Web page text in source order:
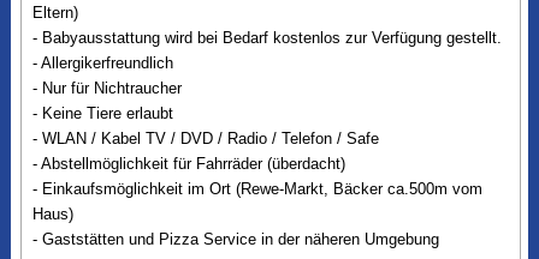
Eltern)
- Babyausstattung wird bei Bedarf kostenlos zur Verfügung gestellt.
- Allergikerfreundlich
- Nur für Nichtraucher
- Keine Tiere erlaubt
- WLAN / Kabel TV / DVD / Radio / Telefon / Safe
- Abstellmöglichkeit für Fahrräder (überdacht)
- Einkaufsmöglichkeit im Ort (Rewe-Markt, Bäcker ca.500m vom
Haus)
- Gaststätten und Pizza Service in der näheren Umgebung